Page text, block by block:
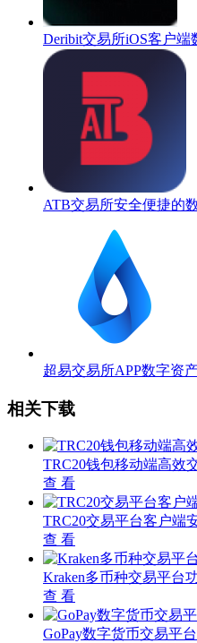
Deribit交易所iOS客户端
ATB交易所安全便捷的
超易交易所APP数字资
相关下载
TRC20钱包移动端高效
查 看
TRC20交易平台客户端
查 看
Kraken多币种交易平台
查 看
GoPay数字货币交易平